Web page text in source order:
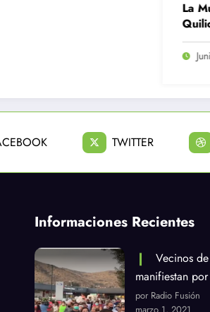
TWITTER
Informaciones Recientes
Vecinos
manifiestan
por Radio Fusión
marzo 1, 2021